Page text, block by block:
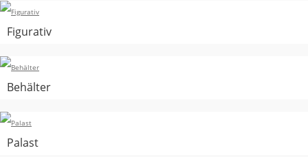
Figurativ
Behälter
Palast